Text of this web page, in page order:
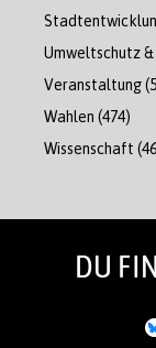
Umweltschutz &
Veranstaltung
Wahlen (474)
Wissenschaft
DU